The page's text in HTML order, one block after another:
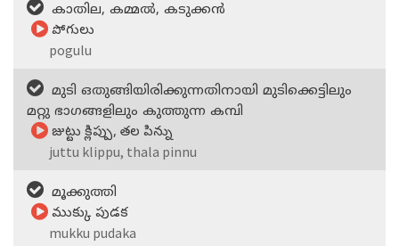
കാതില, കമ്മല്‍, കടുക്കന്‍
పోగులు
pogulu
മുടി ഒതുങ്ങിയിരിക്കുന്നതിനായി മുടിക്കെട്ടിലും
മറ്റു ഭാഗങ്ങളിലും കുത്തുന്ന കമ്പി
జుట్టు క్లిప్పు, తల పిన్ను
juttu klippu, thala pinnu
മൂക്കുത്തി
ముక్కు పుడక
mukku pudaka